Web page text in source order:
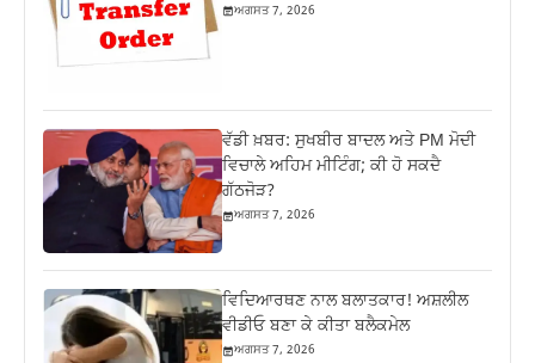
ਅਗਸਤ 7, 2026
ਵੱਡੀ ਖ਼ਬਰ: ਸੁਖਬੀਰ ਬਾਦਲ ਅਤੇ PM ਮੋਦੀ
ਵਿਚਾਲੇ ਅਹਿਮ ਮੀਟਿੰਗ; ਕੀ ਹੋ ਸਕਦੈ
ਗੱਠਜੋੜ?
ਅਗਸਤ 7, 2026
ਵਿਦਿਆਰਥਣ ਨਾਲ ਬਲਾਤਕਾਰ! ਅਸ਼ਲੀਲ
ਵੀਡੀਓ ਬਣਾ ਕੇ ਕੀਤਾ ਬਲੈਕਮੇਲ
ਅਗਸਤ 7, 2026